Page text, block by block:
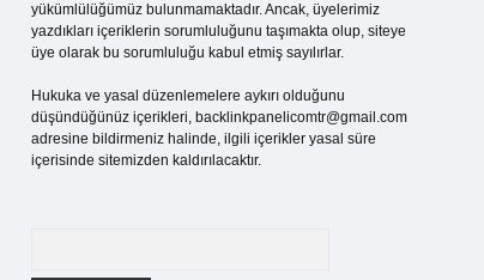
yükümlülüğümüz bulunmamaktadır. Ancak, üyelerimiz
yazdıkları içeriklerin sorumluluğunu taşımakta olup, siteye
üye olarak bu sorumluluğu kabul etmiş sayılırlar.
Hukuka ve yasal düzenlemelere aykırı olduğunu
düşündüğünüz içerikleri, backlinkpanelicomtr@gmail.com
adresine bildirmeniz halinde, ilgili içerikler yasal süre
içerisinde sitemizden kaldırılacaktır.